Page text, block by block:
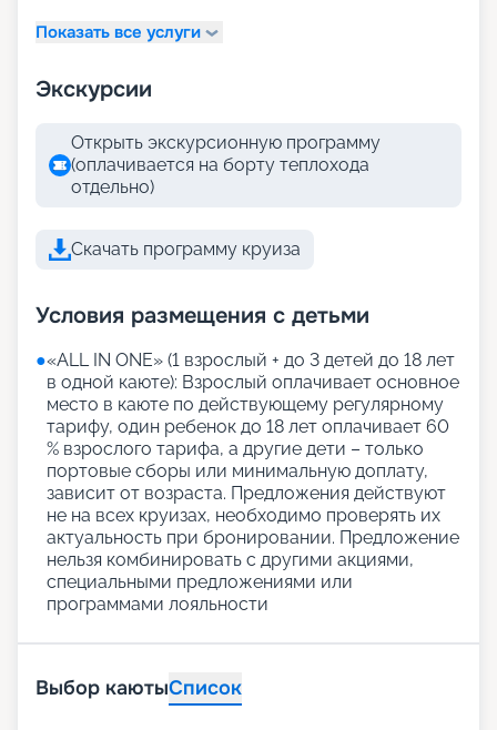
Показать все услуги
Экскурсии
Открыть экскурсионную программу
(оплачивается на борту теплохода
отдельно)
Скачать программу круиза
Условия размещения с детьми
●«АLL IN ONE» (1 взрослый + до 3 детей до 18 лет
в одной каюте): Взрослый оплачивает основное
место в каюте по действующему регулярному
тарифу, один ребенок до 18 лет оплачивает 60
% взрослого тарифа, а другие дети – только
портовые сборы или минимальную доплату,
зависит от возраста. Предложения действуют
не на всех круизах, необходимо проверять их
актуальность при бронировании. Предложение
нельзя комбинировать с другими акциями,
специальными предложениями или
программами лояльности
Выбор каютыСписок